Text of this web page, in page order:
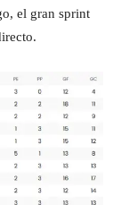
el gran sprint